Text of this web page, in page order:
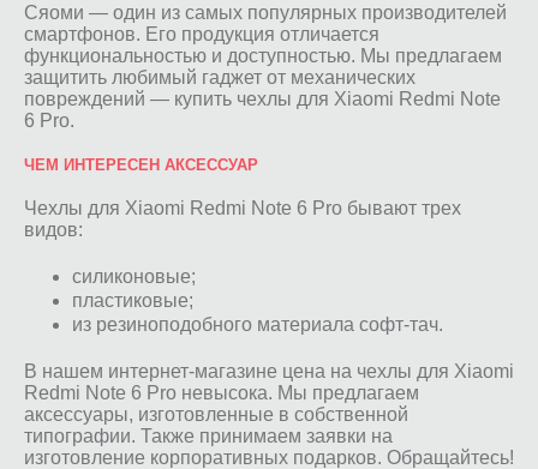
Сяоми — один из самых популярных производителей
смартфонов. Его продукция отличается
функциональностью и доступностью. Мы предлагаем
защитить любимый гаджет от механических
повреждений — купить чехлы для Xiaomi Redmi Note
6 Pro.
ЧЕМ ИНТЕРЕСЕН АКСЕССУАР
Чехлы для Xiaomi Redmi Note 6 Pro бывают трех
видов:
силиконовые;
пластиковые;
из резиноподобного материала софт-тач.
В нашем интернет-магазине цена на чехлы для Xiaomi
Redmi Note 6 Pro невысока. Мы предлагаем
аксессуары, изготовленные в собственной
типографии. Также принимаем заявки на
изготовление корпоративных подарков. Обращайтесь!